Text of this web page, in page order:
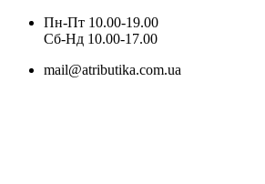
Пн-Пт 10.00-19.00
Cб-Нд 10.00-17.00
mail@atributika.com.ua